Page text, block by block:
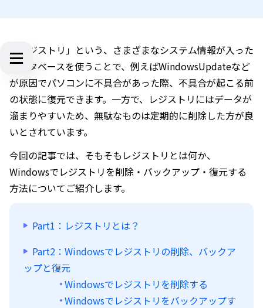
「レジストリ」という、さまざまなシステム情報が入った
データベースを使うことで、例えばWindowsUpdateなど
が原因でパソコンに不具合があった際、不具合が起こる前
の状態に復元できます。一方で、レジストリにはデータが
溜まりやすいため、無駄なものは定期的に削除した方が良
いとされています。
今回の記事では、そもそもレジストリとは何か、
Windowsでレジストリを削除・バックアップ・復元する
方法についてご紹介します。
Part1：レジストリとは？
Part2：Windowsでレジストリの削除、バックア
ップと復元
Windowsでレジストリを削除する
Windowsでレジストリをバックアップす